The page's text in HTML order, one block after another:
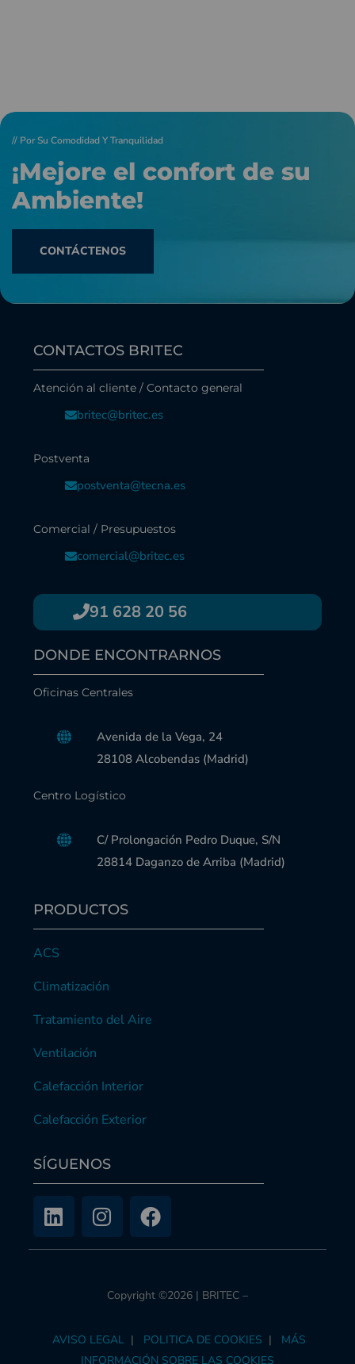
// Por Su Comodidad Y Tranquilidad
¡Mejore el confort de su
Ambiente!
CONTÁCTENOS
CONTACTOS BRITEC
Atención al cliente / Contacto general
britec@britec.es
Postventa
postventa@tecna.es
Comercial / Presupuestos
comercial@britec.es
91 628 20 56
DONDE ENCONTRARNOS
Oficinas Centrales
Avenida de la Vega, 24
28108 Alcobendas (Madrid)
Centro Logístico
C/ Prolongación Pedro Duque, S/N
28814 Daganzo de Arriba (Madrid)
PRODUCTOS
ACS
Climatización
Tratamiento del Aire
Ventilación
Calefacción Interior
Calefacción Exterior
SÍGUENOS
Copyright ©2026 | BRITEC –
AVISO LEGAL | POLITICA DE COOKIES | MÁS
INFORMACIÓN SOBRE LAS COOKIES